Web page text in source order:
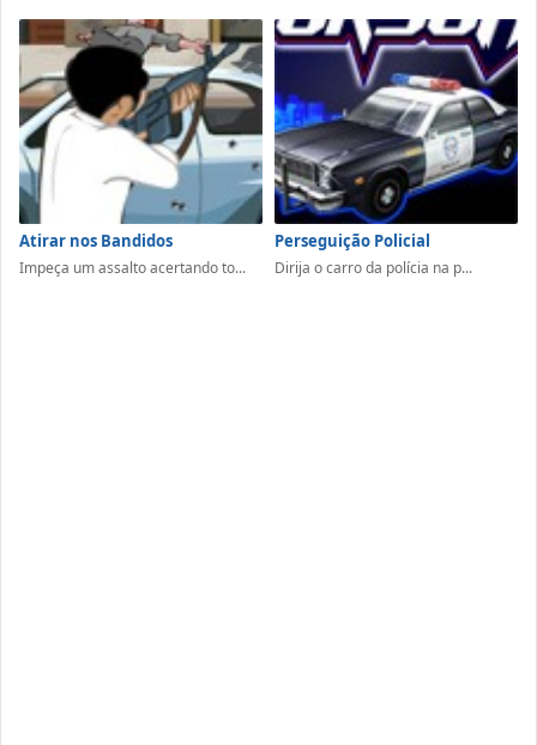
Atirar nos Bandidos
Impeça um assalto acertando to...
Perseguição Policial
Dirija o carro da polícia na p...